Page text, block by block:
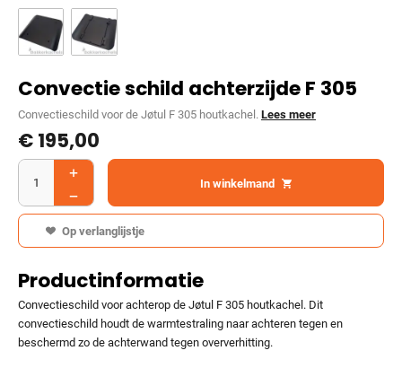
Convectie schild achterzijde F 305
Convectieschild voor de Jøtul F 305 houtkachel. Lees meer
€195,00
In winkelmand
Op verlanglijstje
Productinformatie
Convectieschild voor achterop de Jøtul F 305 houtkachel. Dit
convectieschild houdt de warmtestraling naar achteren tegen en
beschermd zo de achterwand tegen oververhitting.